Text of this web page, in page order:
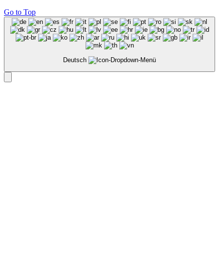
Go to Top
Deutsch